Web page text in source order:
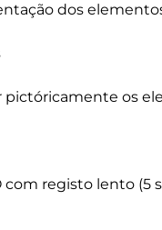
dos
pictóricamente os
com registo lento (5